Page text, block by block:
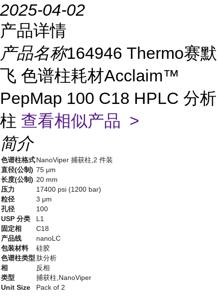
2025-04-02
产品详情
产品名称164946 Thermo赛默
飞 色谱柱耗材Acclaim™
PepMap 100 C18 HPLC 分析
柱 查看相似产品 >
简介
色谱柱格式NanoViper 捕获柱,2 件装
直径(公制) 75 μm
长度(公制) 20 mm
压力
17400 psi (1200 bar)
粒径
3 μm
孔径
100
USP 分类
L1
固定相
C18
产品线
nanoLC
包装材料
硅胶
色谱柱类型 肽分析
相
反相
类型
捕获柱,NanoViper
Unit Size
Pack of 2